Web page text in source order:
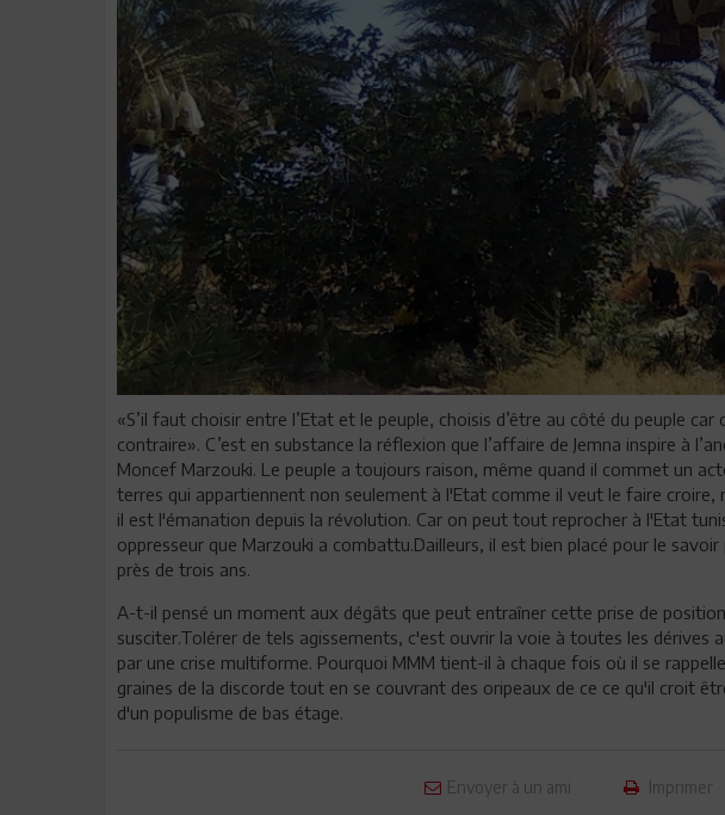
«S’il faut choisir entre l’Etat et le peuple, choisis d’être au côté du peuple car
contraire». C’est en substance la réflexion que l’affaire de Jemna inspire à
Moncef Marzouki. Le peuple a toujours raison, même quand il commet un
terres qui appartiennent non seulement à l'Etat comme il veut le faire
il est l'émanation depuis la révolution. Car on peut tout reprocher à l'Etat
oppresseur que Marzouki a combattu.Dailleurs, il est bien placé pour le
près de trois ans.
A-t-il pensé un moment aux dégâts que peut entraîner cette prise de
susciter.Tolérer de tels agissements, c'est ouvrir la voie à toutes les dérives
par une crise multiforme. Pourquoi MMM tient-il à chaque fois où il se
graines de la discorde tout en se couvrant des oripeaux de ce ce qu'il croit
d'un populisme de bas étage.
Envoyer à un ami Imprimer